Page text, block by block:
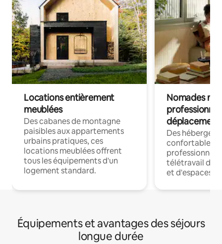
Locations entièrement
meublées
Des cabanes de montagne
paisibles aux appartements
urbains pratiques, ces
locations meublées offrent
tous les équipements d'un
logement standard.
Nomades
déplacement
Des
confortables
professionnels
télétravail
et d'espaces
Équipements et avantages des séjours
longue durée